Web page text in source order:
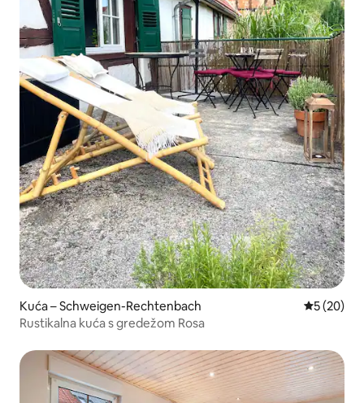
Kuća – Schweigen-Rechtenbach Prosječna
5 (20)
Rustikalna kuća s gredežom Rosa